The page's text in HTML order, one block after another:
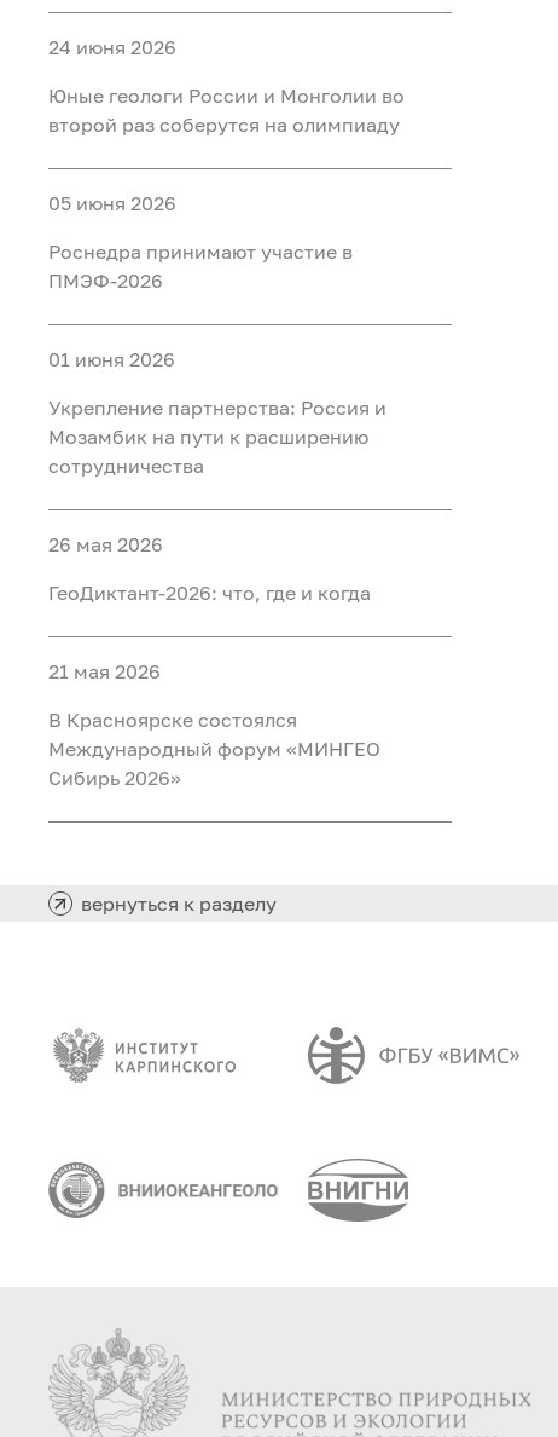
24 июня 2026
Юные геологи России и Монголии во
второй раз соберутся на олимпиаду
05 июня 2026
Роснедра принимают участие в
ПМЭФ-2026
01 июня 2026
Укрепление партнерства: Россия и
Мозамбик на пути к расширению
сотрудничества
26 мая 2026
ГеоДиктант-2026: что, где и когда
21 мая 2026
В Красноярске состоялся
Международный форум «МИНГЕО
Сибирь 2026»
вернуться к разделу